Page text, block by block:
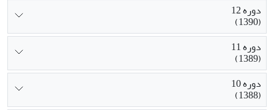
دوره 12
(1390)
دوره 11
(1389)
دوره 10
(1388)